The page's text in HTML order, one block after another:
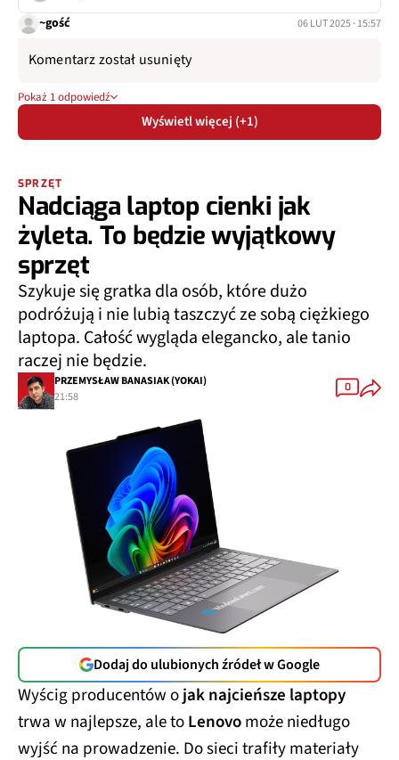
~gość 06 LUT 2025 · 15:57
Komentarz został usunięty
Pokaż 1 odpowiedź
Wyświetl więcej (+1)
SPRZĘT
Nadciąga laptop cienki jak
żyleta. To będzie wyjątkowy
sprzęt
Szykuje się gratka dla osób, które dużo
podróżują i nie lubią taszczyć ze sobą ciężkiego
laptopa. Całość wygląda elegancko, ale tanio
raczej nie będzie.
PRZEMYSŁAW BANASIAK (YOKAI)
21:58
0
Dodaj do ulubionych źródeł w Google
Wyścig producentów ojak najcieńsze laptopy
trwa w najlepsze, ale toLenovomoże niedługo
wyjść na prowadzenie. Do sieci trafiły materiały